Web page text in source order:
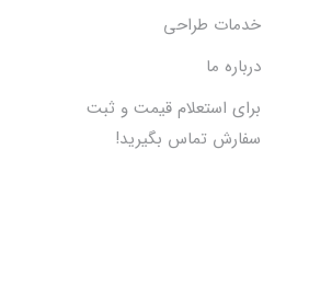
خدمات طراحی
درباره ما
برای استعلام قیمت و ثبت
سفارش تماس بگیرید!